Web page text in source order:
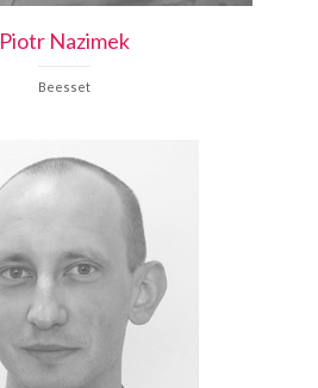
Piotr Nazimek
Beesset